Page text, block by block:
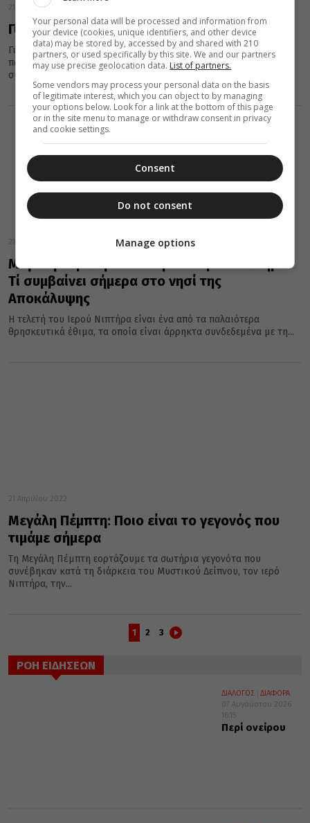
21 Απριλίου 2022
Γιατί ονομάζεται «Μυστικός Δείπνος»
Γιατί άραγε ο Δείπνος της Μεγάλης Πέμπτης, εκείνος που
παρέθεσε στους μαθητές του ο Χριστός, όταν θέλησε να
συνφάγουν...
21 Απριλίου 2022
Μεγάλη Πέμπτη – Τελετή του Ιερού Νιπτήρα:
Τί συμβαίνει σήμερα στο νησί της
Αποκάλυψης
Η τελετή του Ιερού Νιπτήρα είναι ένα από τα παλαιότερα
θρησκευτικά έθιμα, τα οποία είναι άρρηκτα συνδεδεμένα με τη...
21 Απριλίου 2022
Μεγάλη Πέμπτη: Ποιο είναι το γεγονός που
τιμάμε σήμερα
Τη Μεγάλη Πέμπτη εορτάζουμε τα σωτήρια γεγονότα που
συνέβηκαν κατά τη διάρκεια του Μυστικού Δείπνου, τον ιερό
Νιπτήρα, την...
1 2 3
ΡΟΗ ΕΙΔΗΣΕΩΝ
ΔΙΑΛΟΓΟΣ
ΔΙΑΦΟΡΑ
07 Αυγούστου 2026
16:15
Περί ονείρου
Your personal data will be processed and information from
your device (cookies, unique identifiers, and other device
data) may be stored by, accessed by and shared with 210
partners, or used specifically by this site. We and our partners
may use precise geolocation data. List of partners.
Some vendors may process your personal data on the basis
of legitimate interest, which you can object to by managing
your options below. Look for a link at the bottom of this page
or in the site menu to manage or withdraw consent in privacy
and cookie settings.
Consent
Do not consent
Manage options